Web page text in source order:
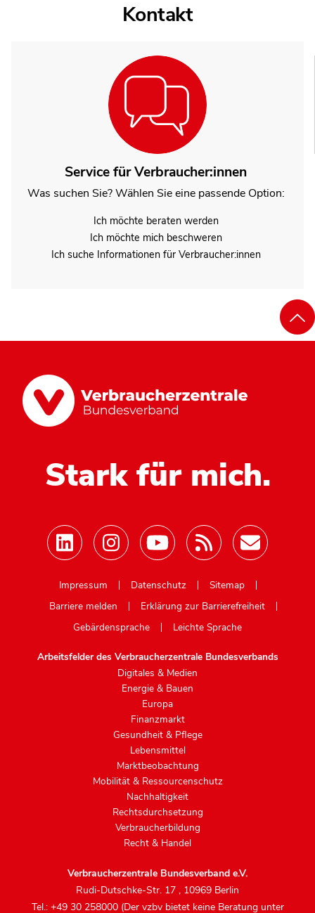
Kontakt
Service für Verbraucher:innen
Was suchen Sie? Wählen Sie eine passende Option:
Ich möchte beraten werden
Ich möchte mich beschweren
Ich suche Informationen für Verbraucher:innen
Stark für mich.
Impressum
Datenschutz
Sitemap
Barriere melden
Erklärung zur Barrierefreiheit
Gebärdensprache
Leichte Sprache
Arbeitsfelder des Verbraucherzentrale Bundesverbands
Digitales & Medien
Energie & Bauen
Europa
Finanzmarkt
Gesundheit & Pflege
Lebensmittel
Marktbeobachtung
Mobilität & Ressourcenschutz
Nachhaltigkeit
Rechtsdurchsetzung
Verbraucherbildung
Recht & Handel
Verbraucherzentrale Bundesverband e.V.
Rudi-Dutschke-Str. 17 , 10969 Berlin
Tel.: +49 30 258000 (Der vzbv bietet keine Beratung unter